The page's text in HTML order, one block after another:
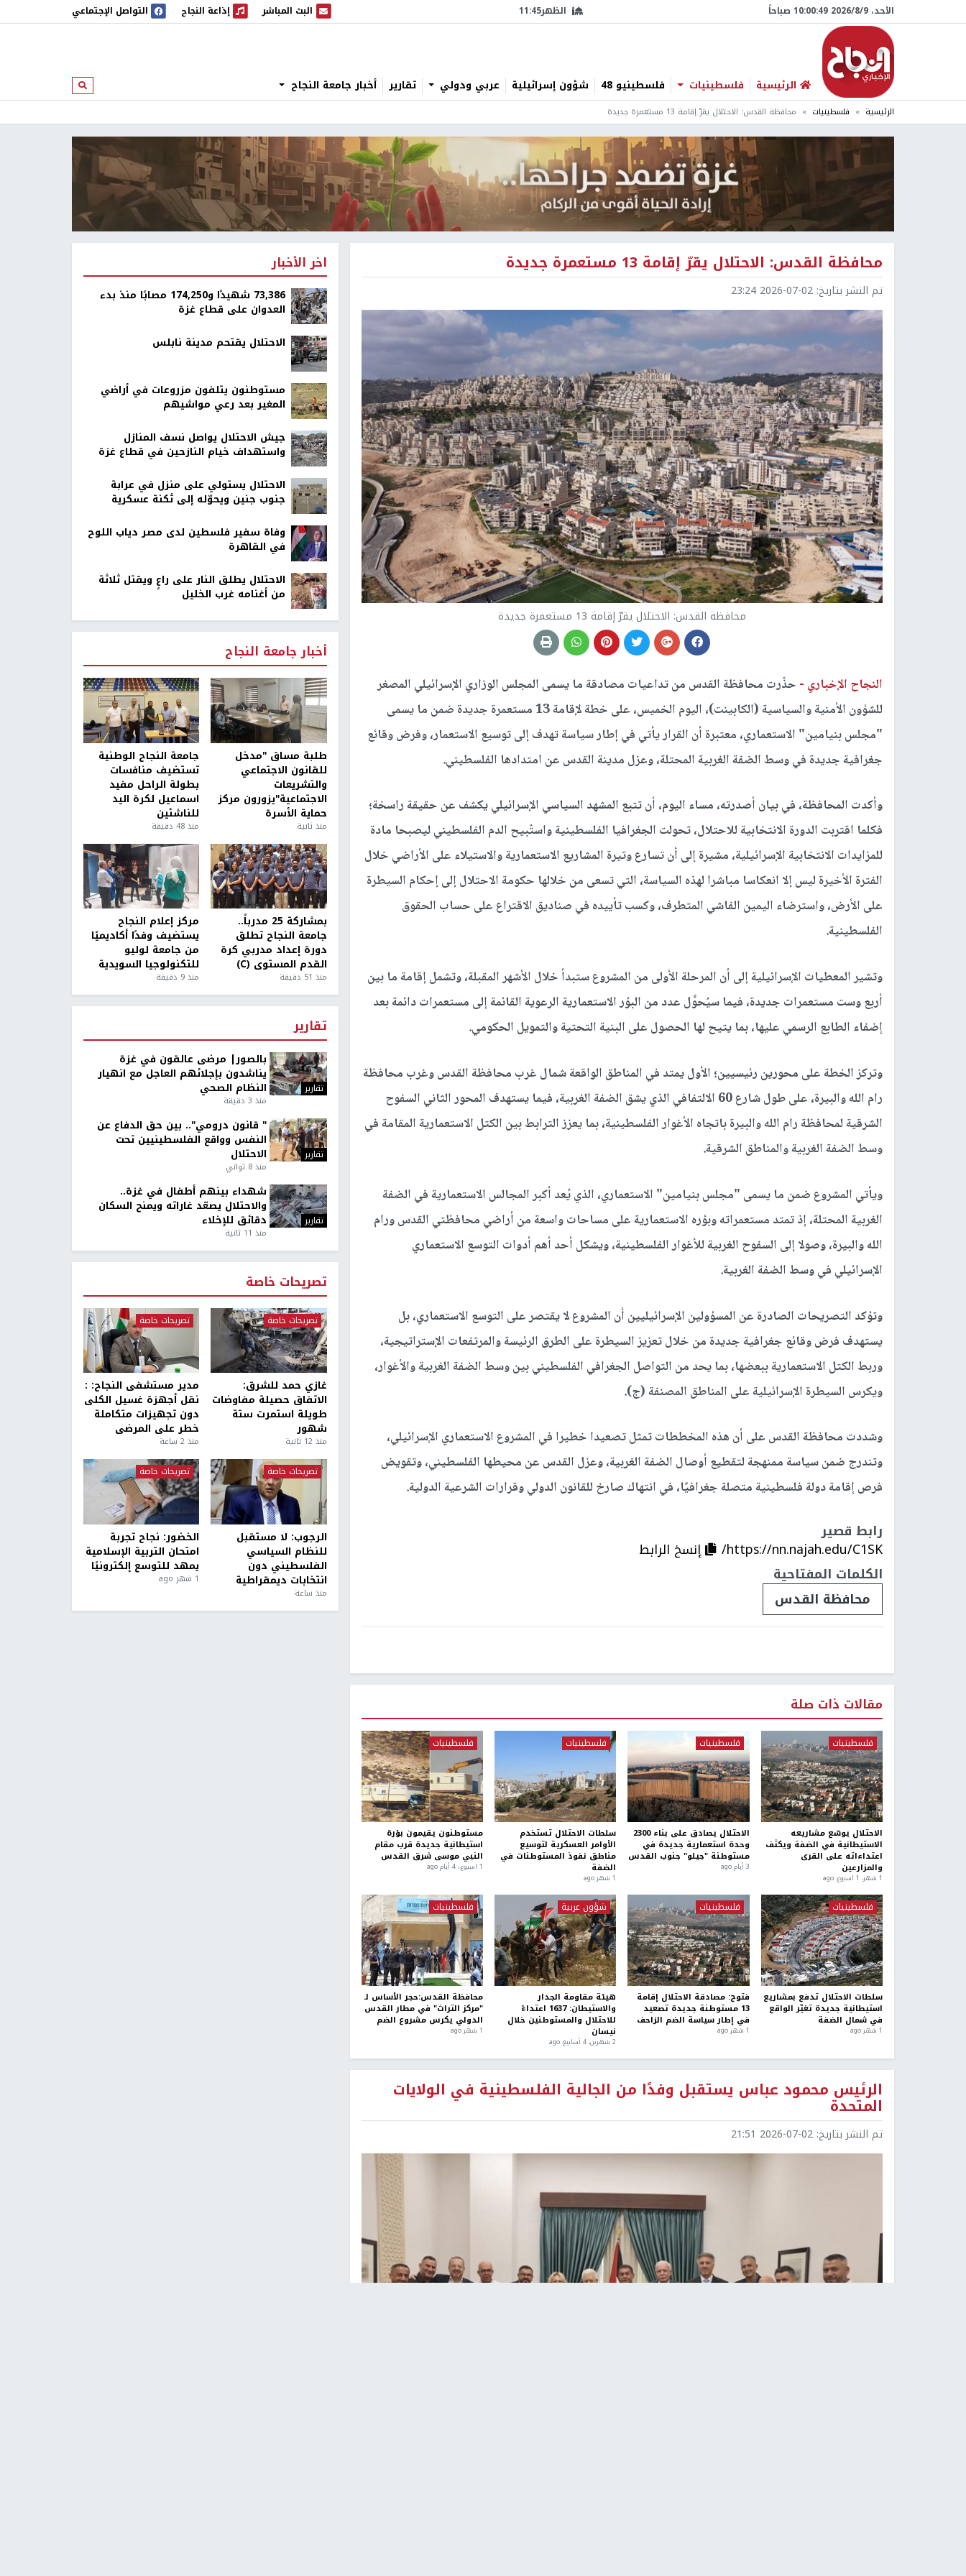
الأحد، 9/‏8/‏2026 10:00:50 صباحاً الظهر11:45 البث المباشر
البث المباشر إذاعة النجاح
إذاعة النجاح التواصل الإجتماعي
الرئيسية فلسطينيات فلسطينيو 48 شؤون إسرائيلية عربي ودولي تقارير أخبار جامعة النجاح ابحث
الرئيسية فلسطينيات محافظة القدس: الاحتلال يقرّ إقامة 13 مستعمرة جديدة
محافظة القدس: الاحتلال يقرّ إقامة 13 مستعمرة جديدة
تم النشر بتاريخ: 2026-07-02 23:24
محافظة القدس: الاحتلال يقرّ إقامة 13 مستعمرة جديدة
النجاح الإخباري - حذّرت محافظة القدس من تداعيات مصادقة ما يسمى المجلس الوزاري الإسرائيلي المصغر
للشؤون الأمنية والسياسية (الكابينت)، اليوم الخميس، على خطة لإقامة 13 مستعمرة جديدة ضمن ما يسمى
"مجلس بنيامين" الاستعماري، معتبرة أن القرار يأتي في إطار سياسة تهدف إلى توسيع الاستعمار، وفرض وقائع
جغرافية جديدة في وسط الضفة الغربية المحتلة، وعزل مدينة القدس عن امتدادها الفلسطيني.
وأكدت المحافظة، في بيان أصدرته، مساء اليوم، أن تتبع المشهد السياسي الإسرائيلي يكشف عن حقيقة راسخة؛
فكلما اقتربت الدورة الانتخابية للاحتلال، تحولت الجغرافيا الفلسطينية واستُبيح الدم الفلسطيني ليصبحا مادة
للمزايدات الانتخابية الإسرائيلية، مشيرة إلى أن تسارع وتيرة المشاريع الاستعمارية والاستيلاء على الأراضي خلال
الفترة الأخيرة ليس إلا انعكاسا مباشرا لهذه السياسة، التي تسعى من خلالها حكومة الاحتلال إلى إحكام السيطرة
على الأرض، واسترضاء اليمين الفاشي المتطرف، وكسب تأييده في صناديق الاقتراع على حساب الحقوق
الفلسطينية.
وتشير المعطيات الإسرائيلية إلى أن المرحلة الأولى من المشروع ستبدأ خلال الأشهر المقبلة، وتشمل إقامة ما بين
أربع وست مستعمرات جديدة، فيما سيُحوَّل عدد من البؤر الاستعمارية الرعوية القائمة إلى مستعمرات دائمة بعد
إضفاء الطابع الرسمي عليها، بما يتيح لها الحصول على البنية التحتية والتمويل الحكومي.
وتركز الخطة على محورين رئيسيين؛ الأول يمتد في المناطق الواقعة شمال غرب محافظة القدس وغرب محافظة
رام الله والبيرة، على طول شارع 60 الالتفافي الذي يشق الضفة الغربية، فيما يستهدف المحور الثاني السفوح
الشرقية لمحافظة رام الله والبيرة باتجاه الأغوار الفلسطينية، بما يعزز الترابط بين الكتل الاستعمارية المقامة في
وسط الضفة الغربية والمناطق الشرقية.
ويأتي المشروع ضمن ما يسمى "مجلس بنيامين" الاستعماري، الذي يُعد أكبر المجالس الاستعمارية في الضفة
الغربية المحتلة، إذ تمتد مستعمراته وبؤره الاستعمارية على مساحات واسعة من أراضي محافظتي القدس ورام
الله والبيرة، وصولا إلى السفوح الغربية للأغوار الفلسطينية، ويشكل أحد أهم أدوات التوسع الاستعماري
الإسرائيلي في وسط الضفة الغربية.
وتؤكد التصريحات الصادرة عن المسؤولين الإسرائيليين أن المشروع لا يقتصر على التوسع الاستعماري، بل
يستهدف فرض وقائع جغرافية جديدة من خلال تعزيز السيطرة على الطرق الرئيسة والمرتفعات الإستراتيجية،
وربط الكتل الاستعمارية ببعضها، بما يحد من التواصل الجغرافي الفلسطيني بين وسط الضفة الغربية والأغوار،
ويكرس السيطرة الإسرائيلية على المناطق المصنفة (ج).
وشددت محافظة القدس على أن هذه المخططات تمثل تصعيدا خطيرا في المشروع الاستعماري الإسرائيلي،
وتندرج ضمن سياسة ممنهجة لتقطيع أوصال الضفة الغربية، وعزل القدس عن محيطها الفلسطيني، وتقويض
فرص إقامة دولة فلسطينية متصلة جغرافيًا، في انتهاك صارخ للقانون الدولي وقرارات الشرعية الدولية.
رابط قصير
https://nn.najah.edu/C1SK/
إنسخ الرابط
الكلمات المفتاحية
محافظة القدس
مقالات ذات صلة
فلسطينيات
الاحتلال يوسّع مشاريعه
الاستيطانية في الضفة ويكثف
اعتداءاته على القرى
والمزارعين
1 شهر، 1 اسبوع. ago
فلسطينيات
الاحتلال يصادق على بناء 2300
وحدة استعمارية جديدة في
مستوطنة "جيلو" جنوب القدس
3 أيام ago
فلسطينيات
سلطات الاحتلال تستخدم
الأوامر العسكرية لتوسيع
مناطق نفوذ المستوطنات في
الضفة
1 شهر ago
فلسطينيات
مستوطنون يقيمون بؤرة
استيطانية جديدة قرب مقام
النبي موسى شرق القدس
1 اسبوع.، 4 أيام ago
فلسطينيات
سلطات الاحتلال تدفع بمشاريع
استيطانية جديدة تغيّر الواقع
في شمال الضفة
1 شهر ago
فلسطينيات
فتوح: مصادقة الاحتلال إقامة
13 مستوطنة جديدة تصعيد
في إطار سياسة الضم الزاحف
1 شهر ago
شؤون عربية
هيئة مقاومة الجدار
والاستيطان: 1637 اعتداءً
للاحتلال والمستوطنين خلال
نيسان
2 شهرين، 4 أسابيع ago
فلسطينيات
محافظة القدس:حجر الأساس لـ
"مركز التراث" في مطار القدس
الدولي يكرس مشروع الضم
1 شهر ago
الرئيس محمود عباس يستقبل وفدًا من الجالية الفلسطينية في الولايات
المتحدة
تم النشر بتاريخ: 2026-07-02 21:51
اخر الأخبار
73,386 شهيدًا و174,250 مصابًا منذ بدء
العدوان على قطاع غزة
الاحتلال يقتحم مدينة نابلس
مستوطنون يتلفون مزروعات في أراضي
المغير بعد رعي مواشيهم
جيش الاحتلال يواصل نسف المنازل
واستهداف خيام النازحين في قطاع غزة
الاحتلال يستولي على منزل في عرابة
جنوب جنين ويحوّله إلى ثكنة عسكرية
وفاة سفير فلسطين لدى مصر دياب اللوح
في القاهرة
الاحتلال يطلق النار على راعٍ ويقتل ثلاثة
من أغنامه غرب الخليل
أخبار جامعة النجاح
طلبة مساق "مدخل
للقانون الاجتماعي
والتشريعات
الاجتماعية"يزورون مركز
حماية الأسرة
منذ ثانية
جامعة النجاح الوطنية
تستضيف منافسات
بطولة الراحل مفيد
اسماعيل لكرة اليد
للناشئين
منذ 48 دقيقة
بمشاركة 25 مدرباً..
جامعة النجاح تطلق
دورة إعداد مدربي كرة
القدم المستوى (C)
منذ 51 دقيقة
مركز إعلام النجاح
يستضيف وفدًا أكاديميًا
من جامعة لوليو
للتكنولوجيا السويدية
منذ 9 دقيقة
تقارير
تقارير
بالصور| مرضى عالقون في غزة
يناشدون بإجلائهم العاجل مع انهيار
النظام الصحي
منذ 3 دقيقة
تقارير
" قانون درومي".. بين حق الدفاع عن
النفس وواقع الفلسطينيين تحت
الاحتلال
منذ 8 ثواني
تقارير
شهداء بينهم أطفال في غزة..
والاحتلال يصعّد غاراته ويمنح السكان
دقائق للإخلاء
منذ 11 ثانية
تصريحات خاصة
تصريحات خاصة
غازي حمد للشرق:
الاتفاق حصيلة مفاوضات
طويلة استمرت ستة
شهور
منذ 12 ثانية
تصريحات خاصة
مدير مستشفى النجاح: :
نقل أجهزة غسيل الكلى
دون تجهيزات متكاملة
خطر على المرضى
منذ 2 ساعة
تصريحات خاصة
الرجوب: لا مستقبل
للنظام السياسي
الفلسطيني دون
انتخابات ديمقراطية
منذ ساعة
تصريحات خاصة
الخضور: نجاح تجربة
امتحان التربية الإسلامية
يمهد للتوسع إلكترونيًا
1 شهر ago